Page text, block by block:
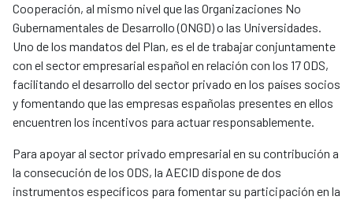
Cooperación, al mismo nivel que las Organizaciones No
Gubernamentales de Desarrollo (ONGD) o las Universidades.
Uno de los mandatos del Plan, es el de trabajar conjuntamente
con el sector empresarial español en relación con los 17 ODS,
facilitando el desarrollo del sector privado en los países socios
y fomentando que las empresas españolas presentes en ellos
encuentren los incentivos para actuar responsablemente.
Para apoyar al sector privado empresarial en su contribución a
la consecución de los ODS, la AECID dispone de dos
instrumentos específicos para fomentar su participación en la